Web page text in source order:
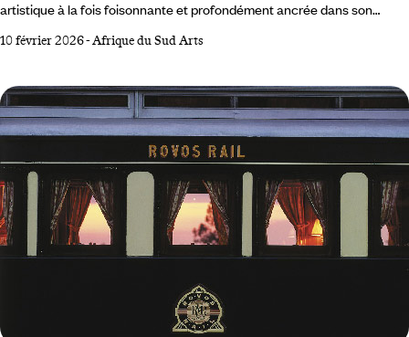
artistique à la fois foisonnante et profondément ancrée dans son
chaque lieu offre un aperçu de la vitalité de la création contemporaine.
narration globale, tandis qu’à la Fondation Norval, les œuvres
dialoguent avec la nature.
10 février 2026-Afrique du Sud Arts